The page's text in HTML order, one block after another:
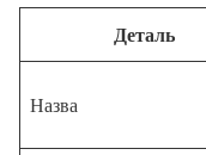
Деталь
Назва